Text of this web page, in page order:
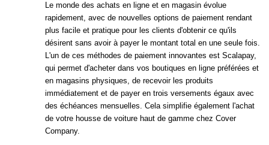
Le monde des achats en ligne et en magasin évolue
rapidement, avec de nouvelles options de paiement rendant
plus facile et pratique pour les clients d'obtenir ce qu'ils
désirent sans avoir à payer le montant total en une seule fois.
L'un de ces méthodes de paiement innovantes est Scalapay,
qui permet d'acheter dans vos boutiques en ligne préférées et
en magasins physiques, de recevoir les produits
immédiatement et de payer en trois versements égaux avec
des échéances mensuelles. Cela simplifie également l'achat
de votre housse de voiture haut de gamme chez Cover
Company.